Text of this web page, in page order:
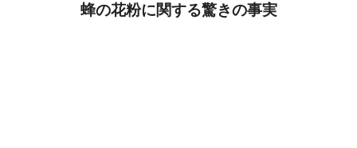
蜂の花粉に関する驚きの事実